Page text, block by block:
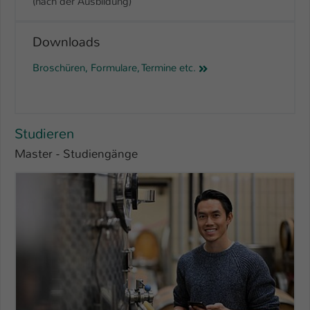
Downloads
Broschüren, Formulare, Termine etc.
Studieren
Master - Studiengänge